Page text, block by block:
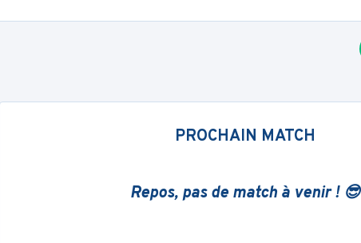
PROCHAIN MATCH
Repos, pas de match à venir ! 😎